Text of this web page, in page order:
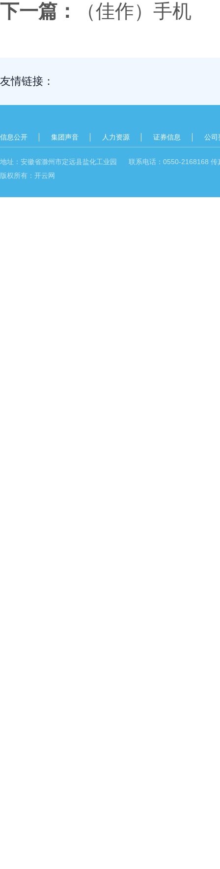
下一篇：
（佳作）手机
友情链接：
信息公开 集团声音 人力资源 证券信息 公司
地址：安徽省滁州市定远县盐化工业园 联系电话：0550-2168168
版权所有：开云网